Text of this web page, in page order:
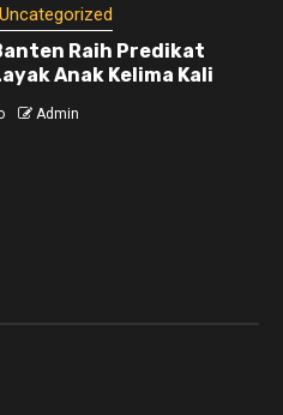
Uncategorized
Raih Predikat
Anak Kelima Kali
Admin